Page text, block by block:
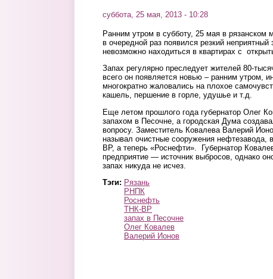
суббота, 25 мая, 2013 - 10:28
Ранним утром в субботу, 25 мая в рязанском
в очередной раз появился резкий неприятный
невозможно находиться в квартирах с
Запах регулярно преследует жителей 80-
всего он появляется новью – ранним утром,
многократно жаловались на плохое
кашель, першение в горле, удушье и т.д.
Еще летом прошлого года губернатор Олег
запахом в Песочне, а городская Дума
вопросу. Заместитель Ковалева Валерий
называл очистные сооружения нефтезавода,
BP, а теперь «Роснефти». Губернатор
предприятие — источник выбросов, однако
запах никуда не исчез.
Тэги: Рязань
РНПК
Роснефть
ТНК-BP
запах в Песочне
Олег Ковалев
Валерий Ионов